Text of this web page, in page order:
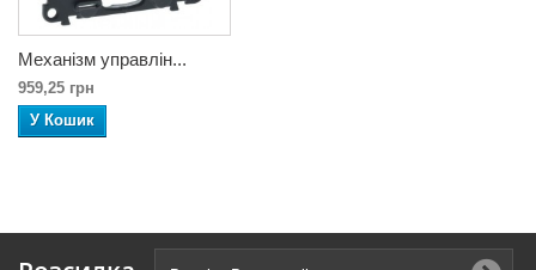
Механізм управлін...
959,25 грн
У Кошик